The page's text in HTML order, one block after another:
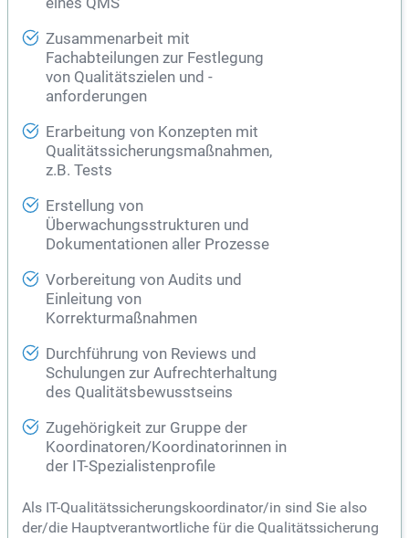
eines QMS
Zusammenarbeit mit
Fachabteilungen zur Festlegung
von Qualitätszielen und -
anforderungen
Erarbeitung von Konzepten mit
Qualitätssicherungsmaßnahmen,
z.B. Tests
Erstellung von
Überwachungsstrukturen und
Dokumentationen aller Prozesse
Vorbereitung von Audits und
Einleitung von
Korrekturmaßnahmen
Durchführung von Reviews und
Schulungen zur Aufrechterhaltung
des Qualitätsbewusstseins
Zugehörigkeit zur Gruppe der
Koordinatoren/Koordinatorinnen in
der IT-Spezialistenprofile
Als IT-Qualitätssicherungskoordinator/in sind Sie also
der/die Hauptverantwortliche für die Qualitätssicherung